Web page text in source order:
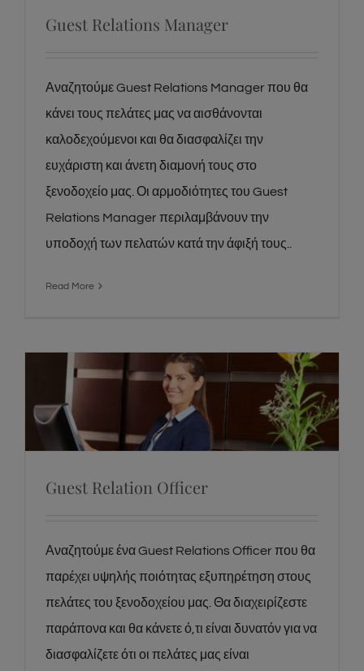
Guest Relations Manager
Αναζητούμε Guest Relations Manager που θα
κάνει τους πελάτες μας να αισθάνονται
καλοδεχούμενοι και θα διασφαλίζει την
ευχάριστη και άνετη διαμονή τους στο
ξενοδοχείο μας. Οι αρμοδιότητες του Guest
Relations Manager περιλαμβάνουν την
υποδοχή των πελατών κατά την άφιξή τους..
Read More
Guest Relation Officer
Guest Relation Officer
Αναζητούμε ένα Guest Relations Officer που θα
παρέχει υψηλής ποιότητας εξυπηρέτηση στους
πελάτες του ξενοδοχείου μας. Θα διαχειρίζεστε
παράπονα και θα κάνετε ό,τι είναι δυνατόν για να
διασφαλίζετε ότι οι πελάτες μας είναι